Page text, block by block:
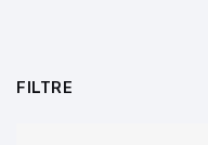
FILTRE